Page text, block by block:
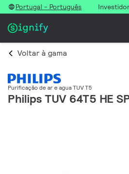
Portugal - Português
Voltar à gama
Purificação de ar e agua TUV T5
Philips TUV 64T5 HE